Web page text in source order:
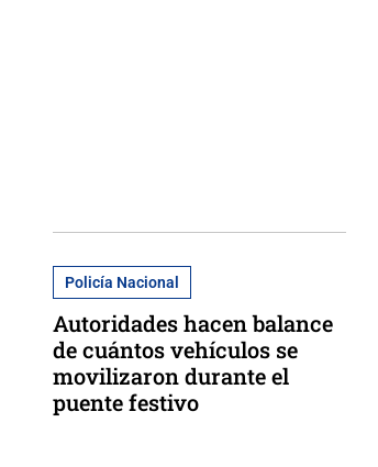
Policía Nacional
Autoridades hacen balance
de cuántos vehículos se
movilizaron durante el
puente festivo